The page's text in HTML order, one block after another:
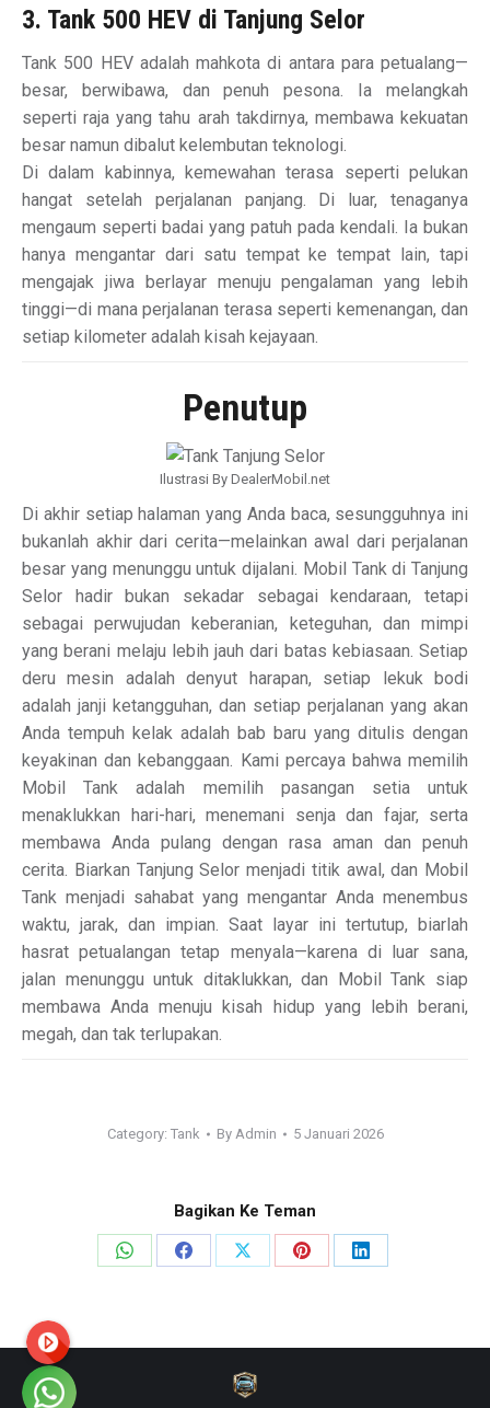
3. Tank 500 HEV di Tanjung Selor
Tank 500 HEV adalah mahkota di antara para petualang—
besar, berwibawa, dan penuh pesona. Ia melangkah
seperti raja yang tahu arah takdirnya, membawa kekuatan
besar namun dibalut kelembutan teknologi.
Di dalam kabinnya, kemewahan terasa seperti pelukan
hangat setelah perjalanan panjang. Di luar, tenaganya
mengaum seperti badai yang patuh pada kendali. Ia bukan
hanya mengantar dari satu tempat ke tempat lain, tapi
mengajak jiwa berlayar menuju pengalaman yang lebih
tinggi—di mana perjalanan terasa seperti kemenangan, dan
setiap kilometer adalah kisah kejayaan.
Penutup
Ilustrasi By DealerMobil.net
Di akhir setiap halaman yang Anda baca, sesungguhnya ini
bukanlah akhir dari cerita—melainkan awal dari perjalanan
besar yang menunggu untuk dijalani. Mobil Tank di Tanjung
Selor hadir bukan sekadar sebagai kendaraan, tetapi
sebagai perwujudan keberanian, keteguhan, dan mimpi
yang berani melaju lebih jauh dari batas kebiasaan. Setiap
deru mesin adalah denyut harapan, setiap lekuk bodi
adalah janji ketangguhan, dan setiap perjalanan yang akan
Anda tempuh kelak adalah bab baru yang ditulis dengan
keyakinan dan kebanggaan. Kami percaya bahwa memilih
Mobil Tank adalah memilih pasangan setia untuk
menaklukkan hari-hari, menemani senja dan fajar, serta
membawa Anda pulang dengan rasa aman dan penuh
cerita. Biarkan Tanjung Selor menjadi titik awal, dan Mobil
Tank menjadi sahabat yang mengantar Anda menembus
waktu, jarak, dan impian. Saat layar ini tertutup, biarlah
hasrat petualangan tetap menyala—karena di luar sana,
jalan menunggu untuk ditaklukkan, dan Mobil Tank siap
membawa Anda menuju kisah hidup yang lebih berani,
megah, dan tak terlupakan.
Category: Tank By Admin 5 Januari 2026
Bagikan Ke Teman
Share
Share
Share
Share
Share